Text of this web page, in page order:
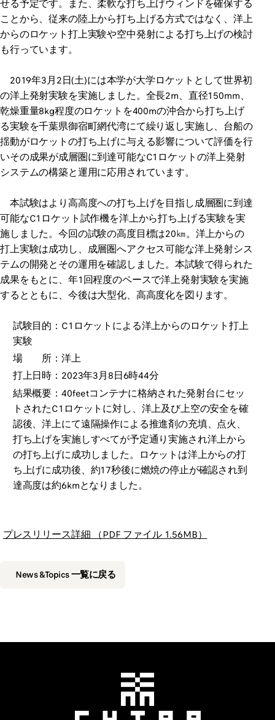
せる予定です。また、柔軟な打ち上げウィンドを確保する
ことから、従来の陸上から打ち上げる方式ではなく、洋上
からのロケット打上実験や空中発射による打ち上げの検討
も行っています。
2019年3月2日(土)には本学が大学ロケットとして世界初
の洋上発射実験を実施しました。全長2m、直径150mm、
乾燥重量8kg程度のロケットを400mの沖合から打ち上げ
る実験を千葉県御宿町網代湾にて繰り返し実施し、台船の
揺動がロケットの打ち上げに与える影響について評価を行
いその成果が成層圏に到達可能なC1ロケットの洋上発射
システムの構築と運用に応用されています。
本試験はより高高度への打ち上げを目指し成層圏に到達
可能なC1ロケット試作機を洋上から打ち上げる実験を実
施しました。今回の試験の高度目標は20㎞。洋上からの
打上実験は成功し、成層圏へアクセス可能な洋上発射シス
テムの開発とその運用を確認しました。本試験で得られた
成果をもとに、年1回程度のペースで洋上発射実験を実施
するとともに、今後は大型化、高高度化を図ります。
試験目的：C1ロケットによる洋上からのロケット打上
実験
場 所：洋上
打上日時：2023年3月8日6時44分
結果概要：40feetコンテナに格納された発射台にセッ
トされたC1ロケットに対し、洋上及び上空の安全を確
認後、洋上にて遠隔操作による推進剤の充填、点火、
打ち上げを実施しすべてが予定通り実施され洋上から
の打ち上げに成功しました。ロケットは洋上からの打
ち上げに成功後、約17秒後に燃焼の停止が確認され到
達高度は約6kmとなりました。
プレスリリース詳細 （PDF ファイル 1.56MB）
News &Topics 一覧に戻る
千葉工業大学